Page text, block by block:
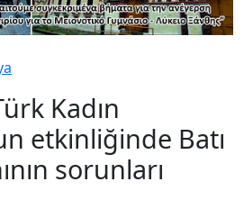
Kadın
etkinliğinde Batı
sorunları